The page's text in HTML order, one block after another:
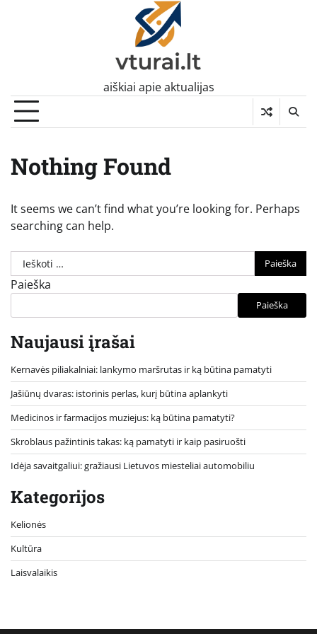
aiškiai apie aktualijas
Nothing Found
It seems we can’t find what you’re looking for. Perhaps
searching can help.
Ieškoti:
Paieška
Paieška
Naujausi įrašai
Kernavės piliakalniai: lankymo maršrutas ir ką būtina pamatyti
Jašiūnų dvaras: istorinis perlas, kurį būtina aplankyti
Medicinos ir farmacijos muziejus: ką būtina pamatyti?
Skroblaus pažintinis takas: ką pamatyti ir kaip pasiruošti
Idėja savaitgaliui: gražiausi Lietuvos miesteliai automobiliu
Kategorijos
Kelionės
Kultūra
Laisvalaikis